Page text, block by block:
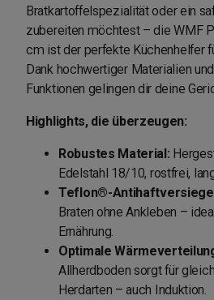
Bratkartoffelspezialität oder ein
zubereiten möchtest – die WMF
cm ist der perfekte Küchenhelfer
Dank hochwertiger Materialien
Funktionen gelingen dir deine
Highlights, die überzeugen:
Robustes Material:
Edelstahl 18/10, rostfrei,
Teflon®-
Braten ohne Ankleben –
Ernährung.
Optimale
Allherdboden sorgt für
Herdarten – auch Induktion.